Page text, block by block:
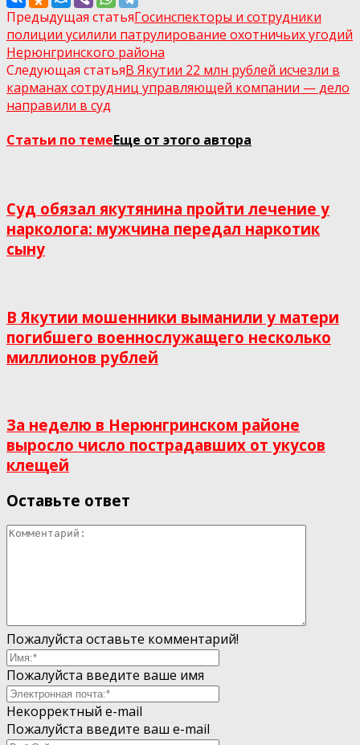
Предыдущая статьяГосинспекторы и сотрудники
полиции усилили патрулирование охотничьих угодий
Нерюнгринского района
Следующая статьяВ Якутии 22 млн рублей исчезли в
карманах сотрудниц управляющей компании — дело
направили в суд
Статьи по темеЕще от этого автора
Суд обязал якутянина пройти лечение у
нарколога: мужчина передал наркотик
сыну
В Якутии мошенники выманили у матери
погибшего военнослужащего несколько
миллионов рублей
За неделю в Нерюнгринском районе
выросло число пострадавших от укусов
клещей
Оставьте ответ
Пожалуйста оставьте комментарий!
Пожалуйста введите ваше имя
Некорректный e-mail
Пожалуйста введите ваш e-mail